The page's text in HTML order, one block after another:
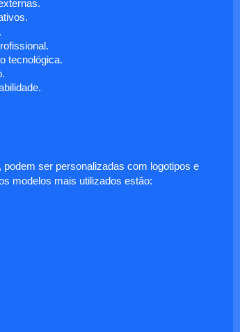
tecnológica.
ser personalizadas com logotipos e
modelos mais utilizados estão: